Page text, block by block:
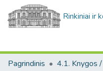
Rinkiniai ir
Pagrindinis
4.1. Knygos